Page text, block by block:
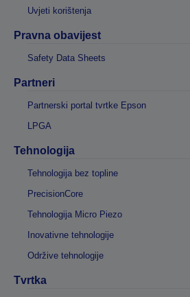
Uvjeti korištenja
Pravna obavijest
Safety Data Sheets
Partneri
Partnerski portal tvrtke Epson
LPGA
Tehnologija
Tehnologija bez topline
PrecisionCore
Tehnologija Micro Piezo
Inovativne tehnologije
Održive tehnologije
Tvrtka